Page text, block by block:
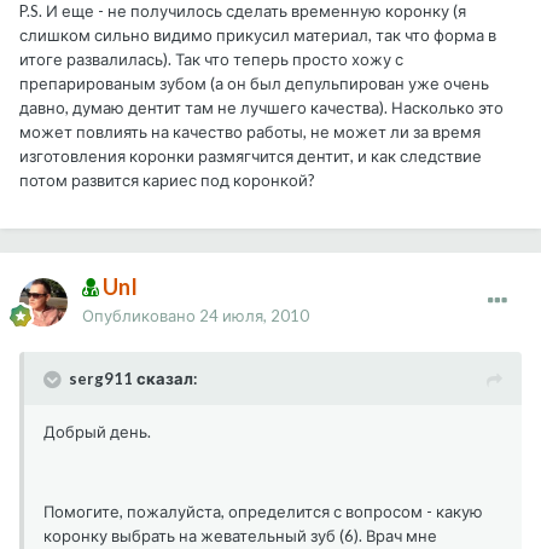
P.S. И еще - не получилось сделать временную коронку (я
слишком сильно видимо прикусил материал, так что форма в
итоге развалилась). Так что теперь просто хожу с
препарированым зубом (а он был депульпирован уже очень
давно, думаю дентит там не лучшего качества). Насколько это
может повлиять на качество работы, не может ли за время
изготовления коронки размягчится дентит, и как следствие
потом развится кариес под коронкой?
UnI
Опубликовано 24 июля, 2010
serg911 сказал:
Добрый день.
Помогите, пожалуйста, определится с вопросом - какую
коронку выбрать на жевательный зуб (6). Врач мне